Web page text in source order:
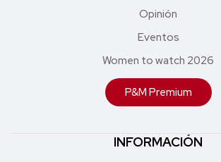
Opinión
Eventos
Women to watch 2026
P&M Premium
INFORMACIÓN